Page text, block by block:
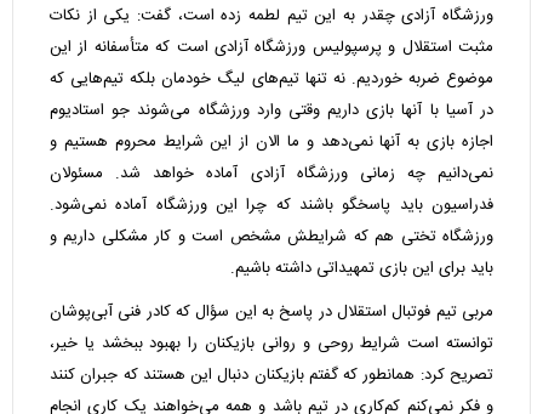
ورزشگاه آزادی چقدر به این تیم لطمه زده است، گفت: یکی از نکات
مثبت استقلال و پرسپولیس ورزشگاه آزادی است که متأسفانه از این
موضوع ضربه خوردیم. نه تنها تیم‌های لیگ خودمان بلکه تیم‌هایی که
در آسیا با آنها بازی داریم وقتی وارد ورزشگاه می‌شوند جو استادیوم
اجازه بازی به آنها نمی‌دهد و ما الان از این شرایط محروم هستیم و
نمی‌دانیم چه زمانی ورزشگاه آزادی آماده خواهد شد. مسئولان
فدراسیون باید پاسخگو باشند که چرا این ورزشگاه آماده نمی‌شود.
ورزشگاه تختی هم که شرایطش مشخص است و کار مشکلی داریم و
باید برای این بازی تمهیداتی داشته باشیم.
مربی تیم فوتبال استقلال در پاسخ به این سؤال که کادر فنی آبی‌پوشان
توانسته است شرایط روحی و روانی بازیکنان را بهبود ببخشد یا خیر،
تصریح کرد: همانطور که گفتم بازیکنان دنبال این هستند که جبران کنند
و فکر نمی‌کنم کم‌کاری در تیم باشد و همه می‌خواهند یک کاری انجام